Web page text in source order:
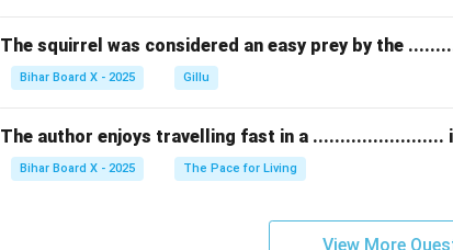
The squirrel was considered an easy prey by the
Bihar Board X - 2025 Gillu
The author enjoys travelling fast in a ........................
Bihar Board X - 2025 The Pace for Living
View More